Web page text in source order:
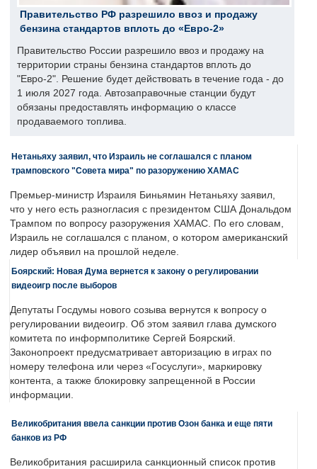
Правительство РФ разрешило ввоз и продажу
бензина стандартов вплоть до «Евро-2»
Правительство России разрешило ввоз и продажу на
территории страны бензина стандартов вплоть до
"Евро-2". Решение будет действовать в течение года - до
1 июля 2027 года. Автозаправочные станции будут
обязаны предоставлять информацию о классе
продаваемого топлива.
Нетаньяху заявил, что Израиль не соглашался с планом
трамповского "Совета мира" по разоружению ХАМАС
Премьер-министр Израиля Биньямин Нетаньяху заявил,
что у него есть разногласия с президентом США Дональдом
Трампом по вопросу разоружения ХАМАС. По его словам,
Израиль не соглашался с планом, о котором американский
лидер объявил на прошлой неделе.
Боярский: Новая Дума вернется к закону о регулировании
видеоигр после выборов
Депутаты Госдумы нового созыва вернутся к вопросу о
регулировании видеоигр. Об этом заявил глава думского
комитета по информполитике Сергей Боярский.
Законопроект предусматривает авторизацию в играх по
номеру телефона или через «Госуслуги», маркировку
контента, а также блокировку запрещенной в России
информации.
Великобритания ввела санкции против Озон банка и еще пяти
банков из РФ
Великобритания расширила санкционный список против